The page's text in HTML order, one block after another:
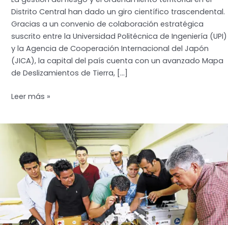
Distrito Central han dado un giro científico trascendental.
Gracias a un convenio de colaboración estratégica
suscrito entre la Universidad Politécnica de Ingeniería (UPI)
y la Agencia de Cooperación Internacional del Japón
(JICA), la capital del país cuenta con un avanzado Mapa
de Deslizamientos de Tierra, […]
El
Deslizamientos
Tegucigalpa:
Instrumento
Científico
para
regular
Leer más »